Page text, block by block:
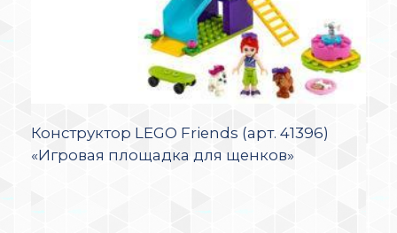
Конструктор LEGO Friends (арт. 41396)
«Игровая площадка для щенков»